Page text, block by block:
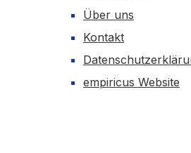
Über uns
Kontakt
empiricus Website